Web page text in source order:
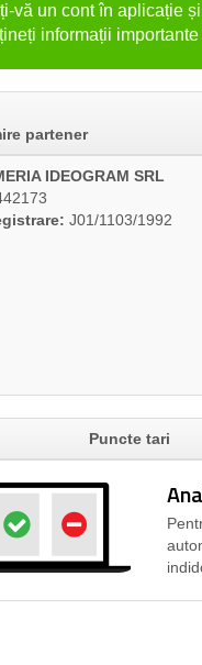
vă un cont în aplicație
informații
partener
IDEOGRAM SRL
J01/1103/1992
Puncte tari